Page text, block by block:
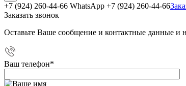
+7 (924) 260-44-66 WhatsApp +7 (924) 260-44-66
Заказать звонок
Оставьте Ваше сообщение и контактные данные и
Ваш телефон*